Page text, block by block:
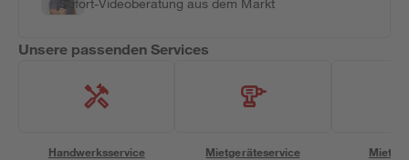
Sofort-Videoberatung aus dem Markt
Unsere passenden Services
Handwerksservice Mietgeräteservice